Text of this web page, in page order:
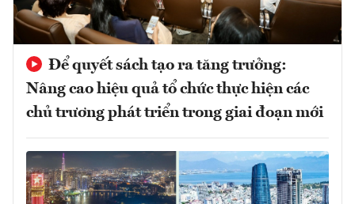
Để quyết sách tạo ra tăng trưởng:
Nâng cao hiệu quả tổ chức thực hiện các
chủ trương phát triển trong giai đoạn mới